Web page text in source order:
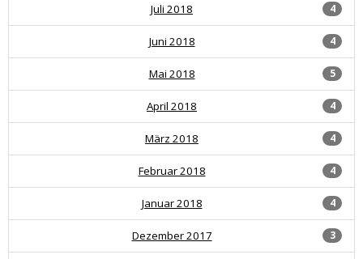
4
Juli 2018
4
Juni 2018
5
Mai 2018
4
April 2018
4
März 2018
4
Februar 2018
4
Januar 2018
3
Dezember 2017